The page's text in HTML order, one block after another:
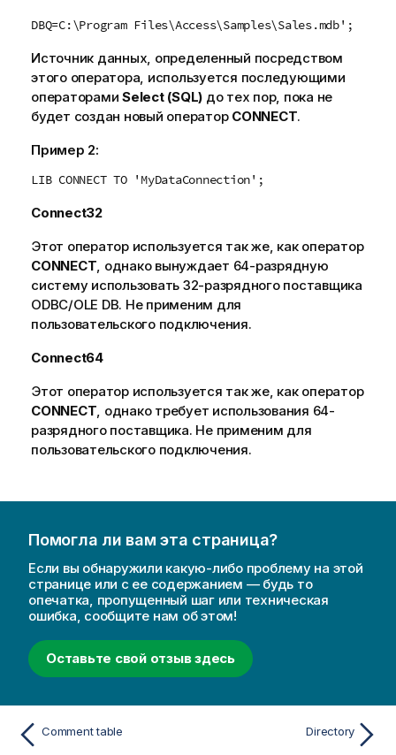
DBQ=C:\Program Files\Access\Samples\Sales.mdb';
Источник данных, определенный посредством
этого оператора, используется последующими
операторами Select (SQL) до тех пор, пока не
будет создан новый оператор CONNECT.
Пример 2:
LIB CONNECT TO 'MyDataConnection';
Connect32
Этот оператор используется так же, как оператор
CONNECT, однако вынуждает 64-разрядную
систему использовать 32-разрядного поставщика
ODBC/OLE DB. Не применим для
пользовательского подключения.
Connect64
Этот оператор используется так же, как оператор
CONNECT, однако требует использования 64-
разрядного поставщика. Не применим для
пользовательского подключения.
Помогла ли вам эта страница?
Если вы обнаружили какую-либо проблему на этой
странице или с ее содержанием — будь то
опечатка, пропущенный шаг или техническая
ошибка, сообщите нам об этом!
Оставьте свой отзыв здесь
Comment table Directory